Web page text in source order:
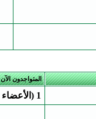
المتواجدون الآن
1 (الأعضاء 0 والزوار 1)